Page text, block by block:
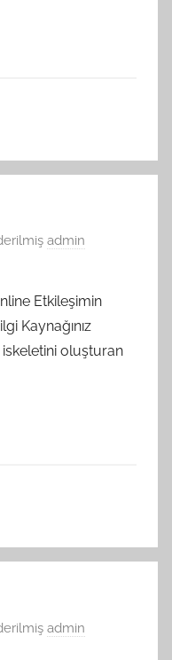
admin
Etkileşimin
Kaynağınız
oluşturan
admin